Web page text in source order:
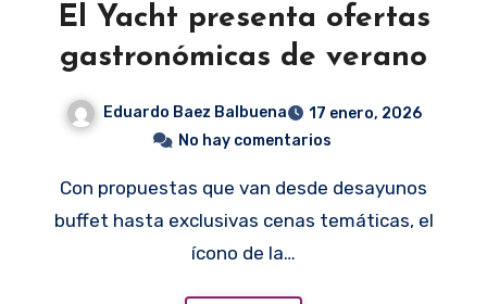
El Yacht presenta ofertas
gastronómicas de verano
Eduardo Baez Balbuena
17 enero, 2026
No hay comentarios
Con propuestas que van desde desayunos
buffet hasta exclusivas cenas temáticas, el
ícono de la…